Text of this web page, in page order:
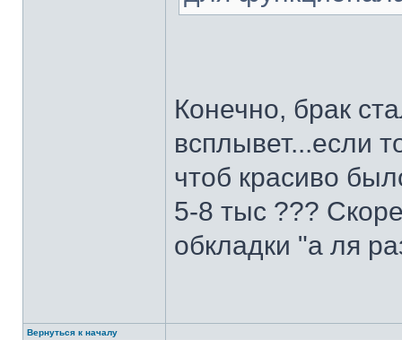
Конечно, брак
всплывет...если
чтоб красиво
5-8 тыс ???
обкладки "а ля
Вернуться к началу